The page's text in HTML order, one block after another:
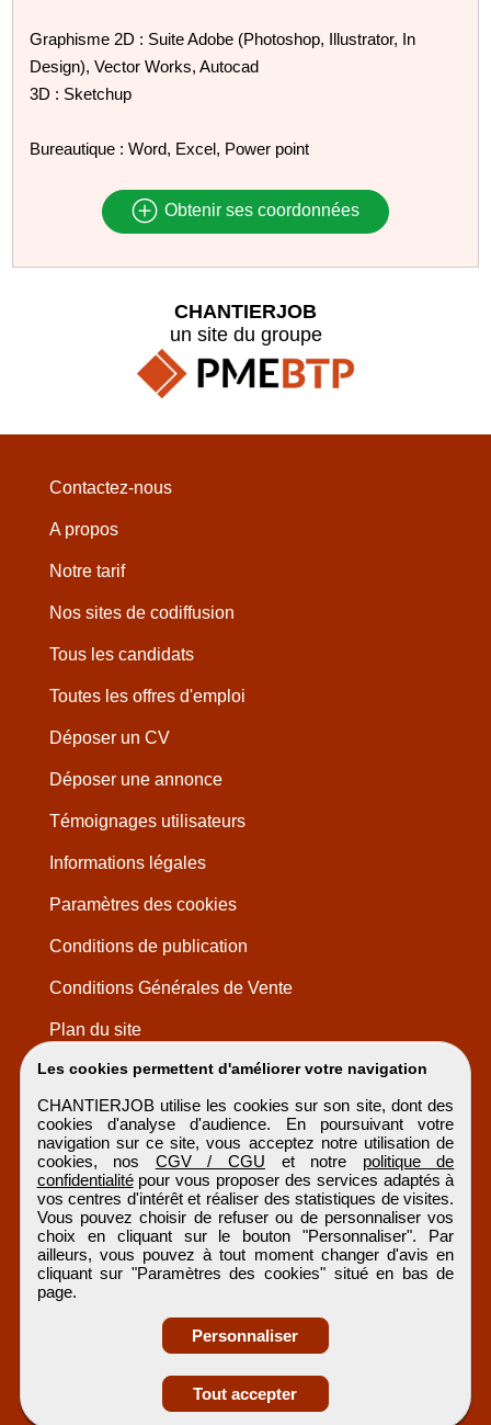
Obtenir ses
coordonnées
Graphisme 2D : Suite Adobe (Photoshop, Illustrator, In
Design), Vector Works, Autocad
3D : Sketchup
Bureautique : Word, Excel, Power point
Obtenir ses coordonnées
Les cookies permettent d'améliorer votre navigation
CHANTIERJOB utilise les cookies sur son site, dont des
cookies d'analyse d'audience. En poursuivant votre
navigation sur ce site, vous acceptez notre utilisation de
cookies, nos CGV / CGU et notre politique de
confidentialitépour vous proposer des services adaptés à
vos centres d'intérêt et réaliser des statistiques de visites.
Vous pouvez choisir de refuser ou de personnaliser vos
choix en cliquant sur le bouton "Personnaliser". Par
ailleurs, vous pouvez à tout moment changer d'avis en
cliquant sur "Paramètres des cookies" situé en bas de
page.
Personnaliser
Tout accepter
CHANTIERJOB
un site du groupe
Contactez-nous
A propos
Notre tarif
Nos sites de codiffusion
Tous les candidats
Toutes les offres d'emploi
Déposer un CV
Déposer une annonce
Témoignages utilisateurs
Informations légales
Paramètres des cookies
Conditions de publication
Conditions Générales de Vente
Plan du site
CHANTIERJOB